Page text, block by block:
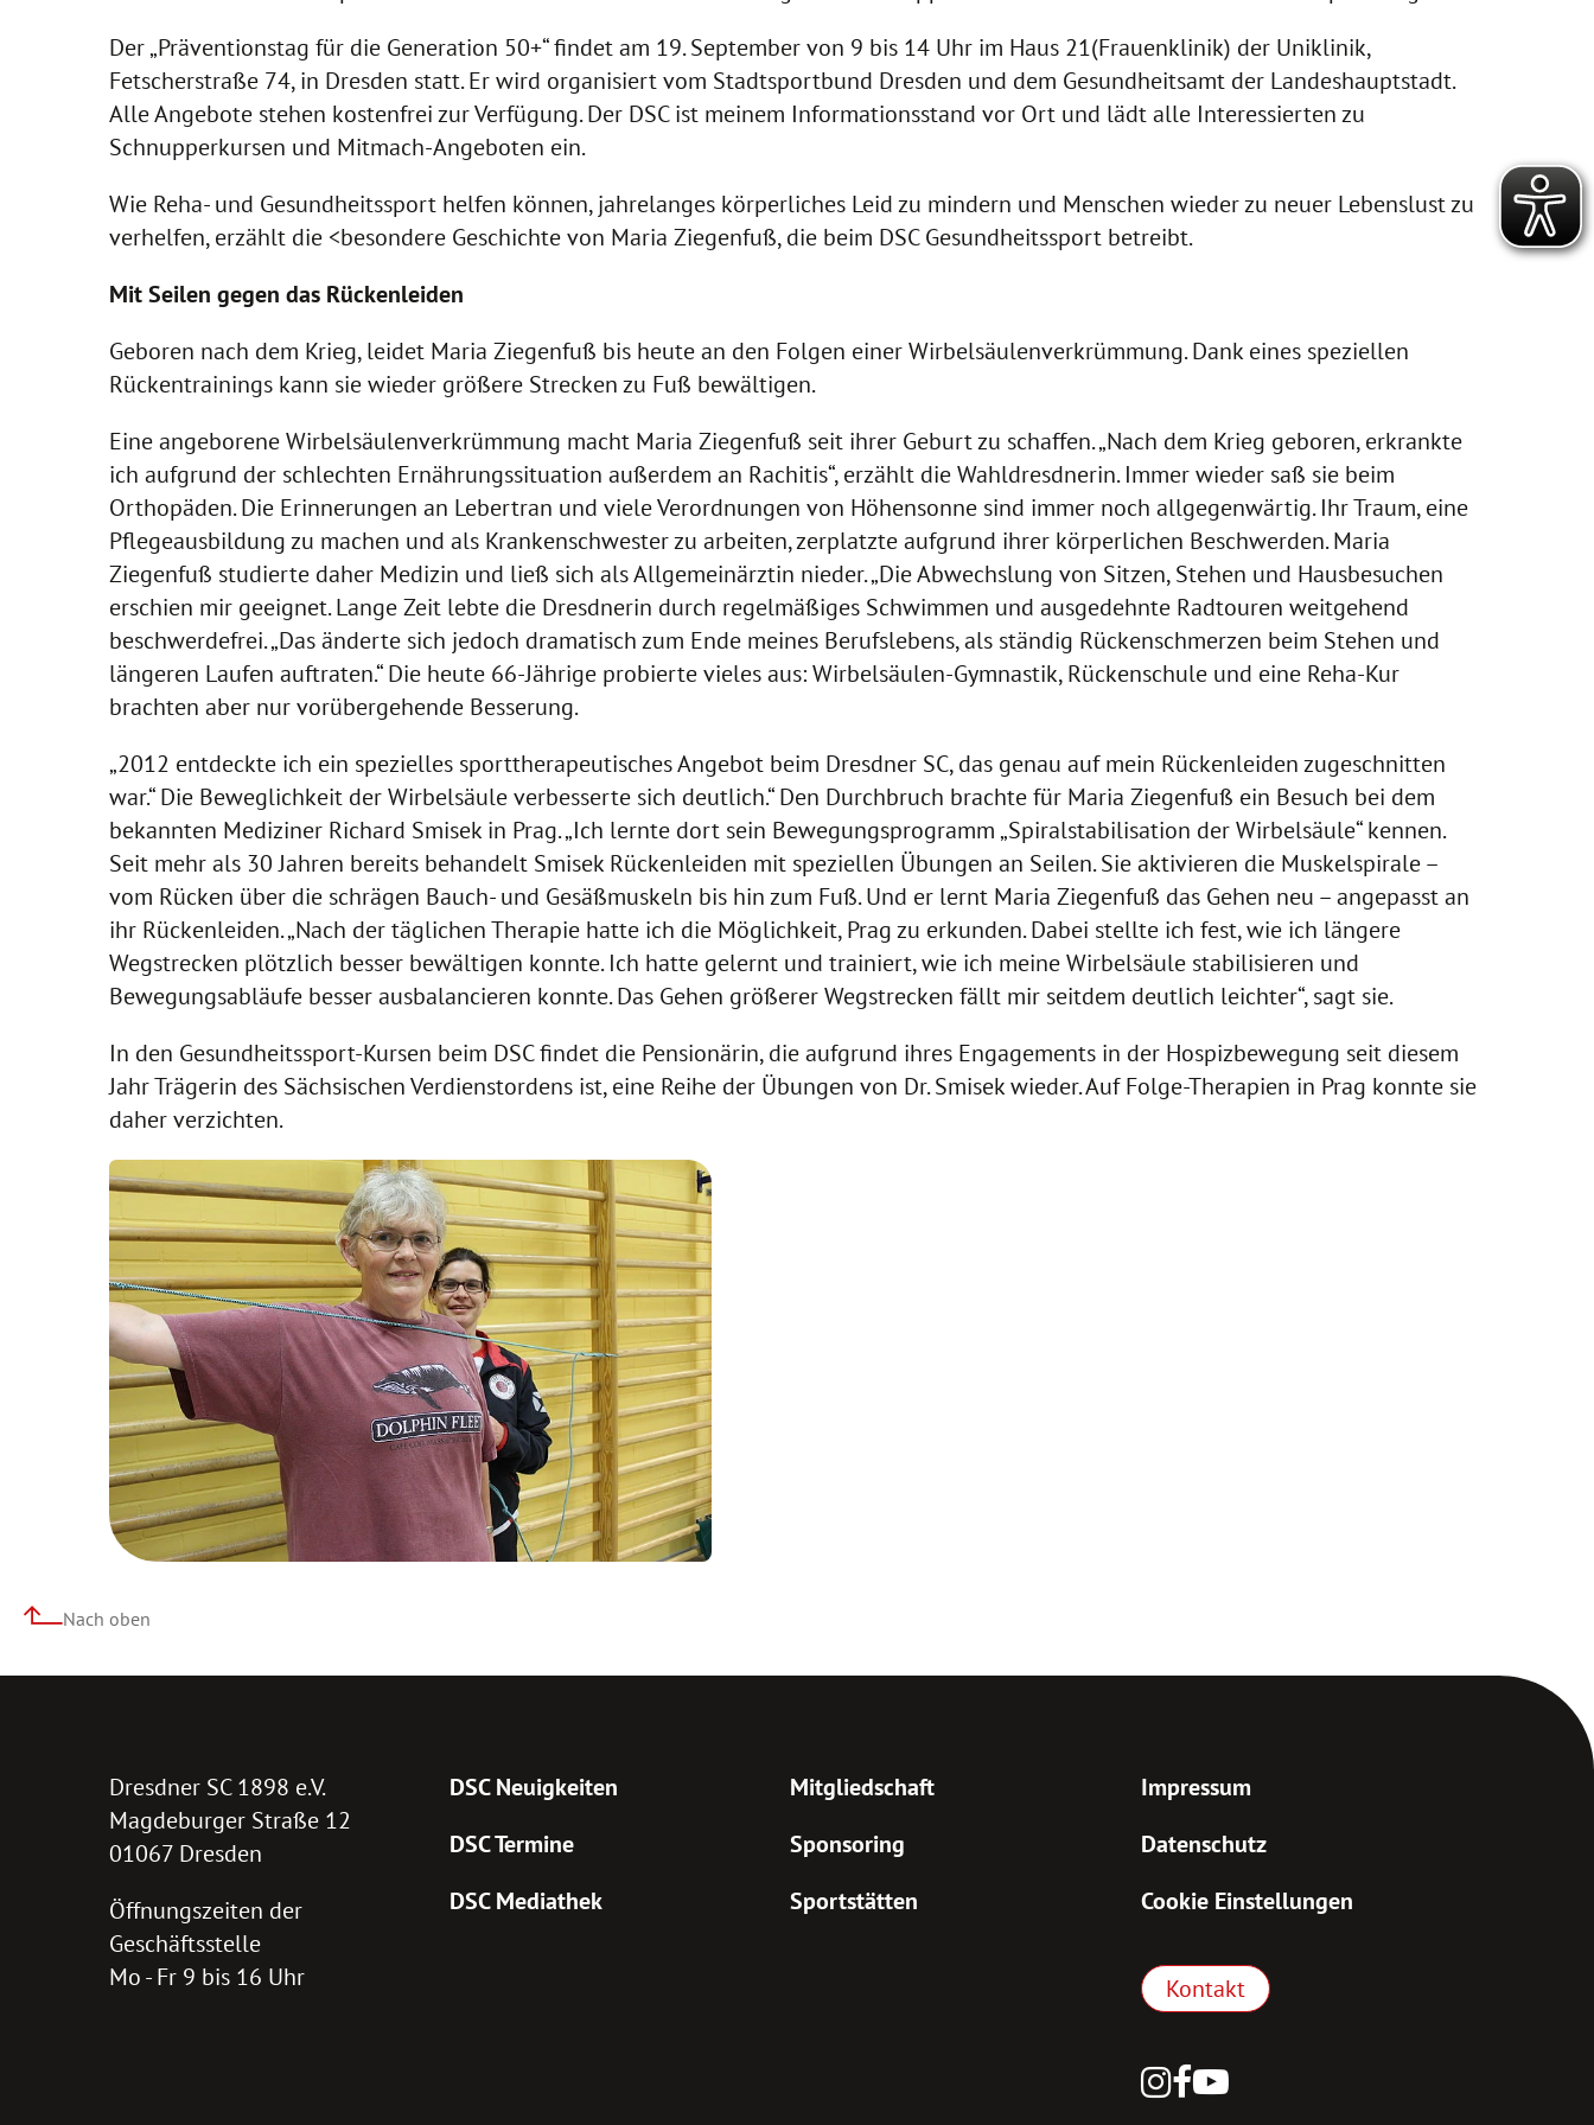
Der „Präventionstag für die Generation 50+“ findet am 19. September von 9 bis 14 Uhr im Haus 21(Frauenklinik) der Uniklinik,
Fetscherstraße 74, in Dresden statt. Er wird organisiert vom Stadtsportbund Dresden und dem Gesundheitsamt der Landeshauptstadt.
Alle Angebote stehen kostenfrei zur Verfügung. Der DSC ist meinem Informationsstand vor Ort und lädt alle Interessierten zu
Schnupperkursen und Mitmach-Angeboten ein.
Wie Reha- und Gesundheitssport helfen können, jahrelanges körperliches Leid zu mindern und Menschen wieder zu neuer Lebenslust zu
verhelfen, erzählt die <besondere Geschichte von Maria Ziegenfuß, die beim DSC Gesundheitssport betreibt.
Mit Seilen gegen das Rückenleiden
Geboren nach dem Krieg, leidet Maria Ziegenfuß bis heute an den Folgen einer Wirbelsäulenverkrümmung. Dank eines speziellen
Rückentrainings kann sie wieder größere Strecken zu Fuß bewältigen.
Eine angeborene Wirbelsäulenverkrümmung macht Maria Ziegenfuß seit ihrer Geburt zu schaffen. „Nach dem Krieg geboren, erkrankte
ich aufgrund der schlechten Ernährungssituation außerdem an Rachitis“, erzählt die Wahldresdnerin. Immer wieder saß sie beim
Orthopäden. Die Erinnerungen an Lebertran und viele Verordnungen von Höhensonne sind immer noch allgegenwärtig. Ihr Traum, eine
Pflegeausbildung zu machen und als Krankenschwester zu arbeiten, zerplatzte aufgrund ihrer körperlichen Beschwerden. Maria
Ziegenfuß studierte daher Medizin und ließ sich als Allgemeinärztin nieder. „Die Abwechslung von Sitzen, Stehen und Hausbesuchen
erschien mir geeignet. Lange Zeit lebte die Dresdnerin durch regelmäßiges Schwimmen und ausgedehnte Radtouren weitgehend
beschwerdefrei. „Das änderte sich jedoch dramatisch zum Ende meines Berufslebens, als ständig Rückenschmerzen beim Stehen und
längeren Laufen auftraten.“ Die heute 66-Jährige probierte vieles aus: Wirbelsäulen-Gymnastik, Rückenschule und eine Reha-Kur
brachten aber nur vorübergehende Besserung.
„2012 entdeckte ich ein spezielles sporttherapeutisches Angebot beim Dresdner SC, das genau auf mein Rückenleiden zugeschnitten
war.“ Die Beweglichkeit der Wirbelsäule verbesserte sich deutlich.“ Den Durchbruch brachte für Maria Ziegenfuß ein Besuch bei dem
bekannten Mediziner Richard Smisek in Prag. „Ich lernte dort sein Bewegungsprogramm „Spiralstabilisation der Wirbelsäule“ kennen.
Seit mehr als 30 Jahren bereits behandelt Smisek Rückenleiden mit speziellen Übungen an Seilen. Sie aktivieren die Muskelspirale –
vom Rücken über die schrägen Bauch- und Gesäßmuskeln bis hin zum Fuß. Und er lernt Maria Ziegenfuß das Gehen neu – angepasst an
ihr Rückenleiden. „Nach der täglichen Therapie hatte ich die Möglichkeit, Prag zu erkunden. Dabei stellte ich fest, wie ich längere
Wegstrecken plötzlich besser bewältigen konnte. Ich hatte gelernt und trainiert, wie ich meine Wirbelsäule stabilisieren und
Bewegungsabläufe besser ausbalancieren konnte. Das Gehen größerer Wegstrecken fällt mir seitdem deutlich leichter“, sagt sie.
In den Gesundheitssport-Kursen beim DSC findet die Pensionärin, die aufgrund ihres Engagements in der Hospizbewegung seit diesem
Jahr Trägerin des Sächsischen Verdienstordens ist, eine Reihe der Übungen von Dr. Smisek wieder. Auf Folge-Therapien in Prag konnte sie
daher verzichten.
Nach oben
Dresdner SC 1898 e.V.
Magdeburger Straße 12
01067 Dresden
Öffnungszeiten der
Geschäftsstelle
Mo - Fr 9 bis 16 Uhr
DSC Neuigkeiten
DSC Termine
DSC Mediathek
Mitgliedschaft
Sponsoring
Sportstätten
Impressum
Datenschutz
Cookie Einstellungen
Kontakt